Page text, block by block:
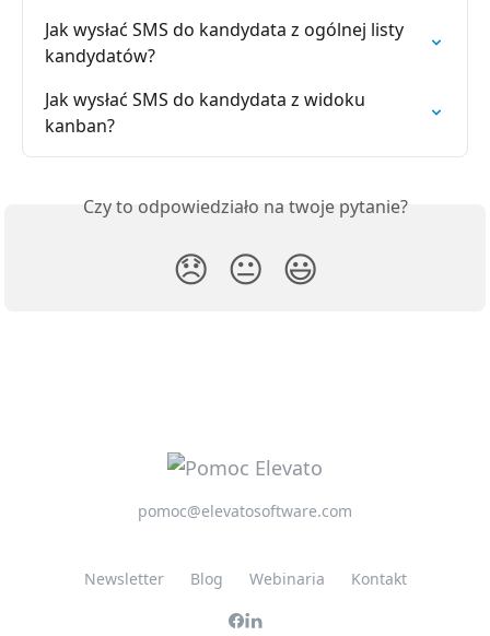
Jak wysłać SMS do kandydata z ogólnej listy
kandydatów?
Jak wysłać SMS do kandydata z widoku
kanban?
Czy to odpowiedziało na twoje pytanie?
😞 😐 😃
pomoc@elevatosoftware.com
Newsletter Blog Webinaria Kontakt